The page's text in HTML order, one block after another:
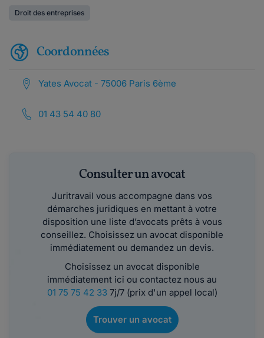
Droit des entreprises
Coordonnées
Yates Avocat - 75006 Paris 6ème
01 43 54 40 80
Consulter un avocat
Juritravail vous accompagne dans vos
démarches juridiques en mettant à votre
disposition une liste d’avocats prêts à vous
conseillez. Choisissez un avocat disponible
immédiatement ou demandez un devis.
Choisissez un avocat disponible
immédiatement ici ou contactez nous au
01 75 75 42 337j/7 (prix d'un appel local)
Trouver un avocat